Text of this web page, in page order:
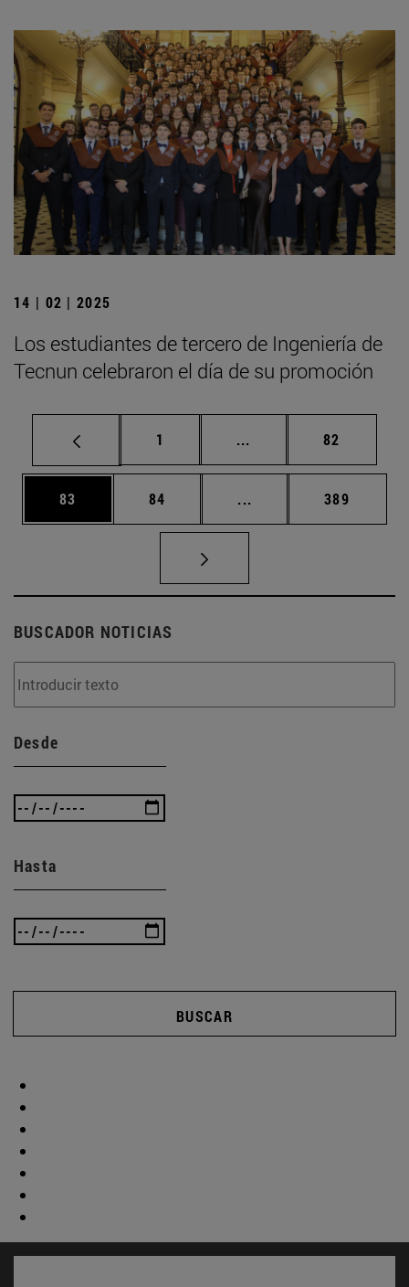
14 | 02 | 2025
Los estudiantes de tercero de Ingeniería de
Tecnun celebraron el día de su promoción
Página
1 ... Páginas intermedias
Página
82
Página
83 Página
84 ... Páginas intermedias
Página
389
BUSCADOR NOTICIAS
Desde
Hasta
BUSCAR